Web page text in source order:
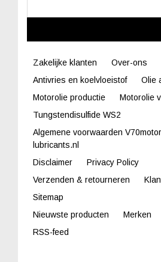
Zakelijke klanten Over-ons
Antivries en koelvloeistof
Olie
Motorolie productie
Motorolie
Tungstendisulfide WS2
Algemene voorwaarden
lubricants.nl
Disclaimer
Privacy Policy
Verzenden & retourneren
Sitemap
Nieuwste producten
Merken
RSS-feed